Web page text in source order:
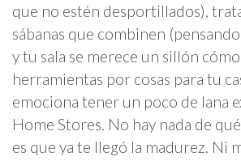
que no estén desportillados),
sábanas que combinen
y tu sala se merece un sillón
herramientas por cosas para tu
emociona tener un poco de lana
Home Stores. No hay nada de
es que ya te llegó la madurez. Ni